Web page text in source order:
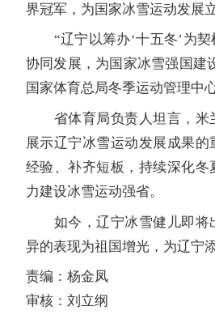
界冠军，为国家冰雪运动发展
“辽宁以筹办‘十五冬’为契
协同发展，为国家冰雪强国建
国家体育总局冬季运动管理中
省体育局负责人坦言，米
展示辽宁冰雪运动发展成果
经验、补齐短板，持续深化
力建设冰雪运动强省。
如今，辽宁冰雪健儿即将
异的表现为祖国增光，为辽宁添
责编：杨金凤
审核：刘立纲